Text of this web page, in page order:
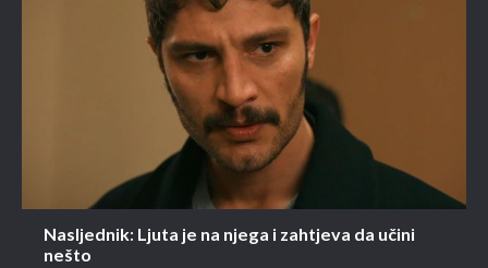
Nasljednik: Ljuta je na njega i zahtjeva da učini
nešto